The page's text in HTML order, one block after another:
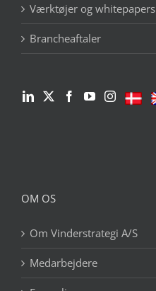
Værktøjer og whitepapers
Brancheaftaler
OM OS
Om Vinderstrategi A/S
Medarbejdere